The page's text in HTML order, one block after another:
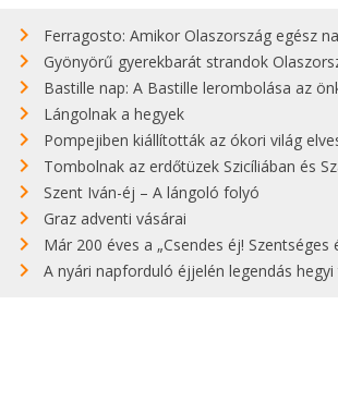
Ferragosto: Amikor Olaszország egész
Gyönyörű gyerekbarát strandok Olaszországban -
Bastille nap: A Bastille lerombolása az
Lángolnak a hegyek
Pompejiben kiállították az ókori világ elveszett híres
Tombolnak az erdőtüzek Szicíliában és
Szent Iván-éj – A lángoló folyó
Graz adventi vásárai
Már 200 éves a „Csendes éj! Szentséges
A nyári napforduló éjjelén legendás hegyi tüzek